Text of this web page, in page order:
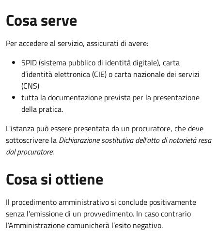
Cosa serve
Per accedere al servizio, assicurati di avere:
SPID (sistema pubblico di identità digitale), carta
d’identità elettronica (CIE) o carta nazionale dei servizi
(CNS)
tutta la documentazione prevista per la presentazione
della pratica.
L'istanza può essere presentata da un procuratore, che deve
sottoscrivere la Dichiarazione sostitutiva dell'atto di notorietà resa
dal procuratore.
Cosa si ottiene
Il procedimento amministrativo si conclude positivamente
senza l’emissione di un provvedimento. In caso contrario
l’Amministrazione comunicherà l’esito negativo.